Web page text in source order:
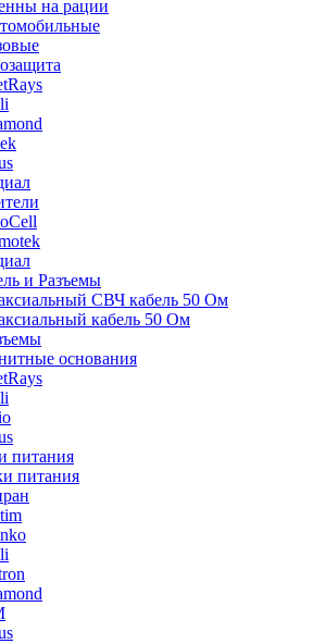
на рации
и Разъемы
СВЧ кабель 50 Ом
кабель 50 Ом
основания
питания
питания